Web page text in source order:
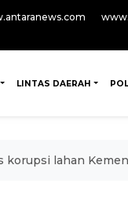
LINTAS DAERAH
korupsi lahan